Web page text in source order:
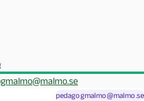
pedagogmalmo@malmo.se